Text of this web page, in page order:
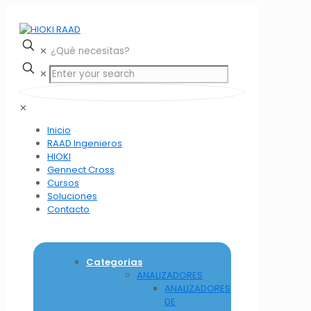
✕
✕
✕
Inicio
RAAD Ingenieros
HIOKI
Gennect Cross
Cursos
Soluciones
Contacto
Categorias
ANALIZADORES
ANALIZADORES
DE